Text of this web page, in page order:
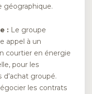
géographique.
: Le groupe
appel à un
courtier en énergie
pour les
groupé.
les contrats